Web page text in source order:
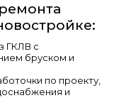
ГКЛВ с
бруском и
по проекту,
и